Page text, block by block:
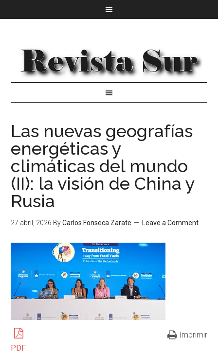
Las nuevas geografías
energéticas y
climáticas del mundo
(II): la visión de China y
Rusia
27 abril, 2026 ByCarlos Fonseca Zarate Leave a Comment
PDF
Imprimir